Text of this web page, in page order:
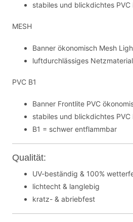
stabiles und blickdichtes PVC
MESH
Banner ökonomisch Mesh
luftdurchlässiges Netzmaterial
PVC B1
Banner Frontlite PVC
stabiles und blickdichtes PVC
B1 = schwer entflammbar
Qualität:
UV-beständig & 100%
lichtecht & langlebig
kratz- & abriebfest